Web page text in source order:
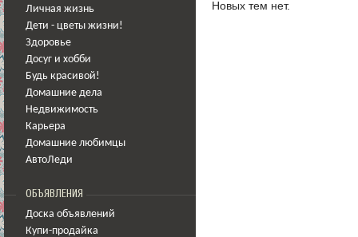
Личная жизнь
Дети - цветы жизни!
Здоровье
Досуг и хобби
Будь красивой!
Домашние дела
Недвижимость
Карьера
Домашние любимцы
АвтоЛеди
ОБЪЯВЛЕНИЯ
Доска объявлений
Купи-продайка
Новых тем нет.